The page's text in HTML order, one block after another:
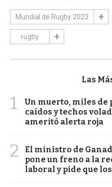
Mundial de Rugby 2023
rugby
Las
1
Un muerto, miles de
caídos y techos
ameritó alerta roja
2
El ministro de
pone un freno a la
laboral y pide que